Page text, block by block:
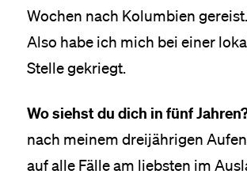
Wochen nach Kolumbien
Also habe ich mich bei einer
Stelle gekriegt.
Wo siehst du dich in fünf
nach meinem dreijährigen
auf alle Fälle am liebsten im